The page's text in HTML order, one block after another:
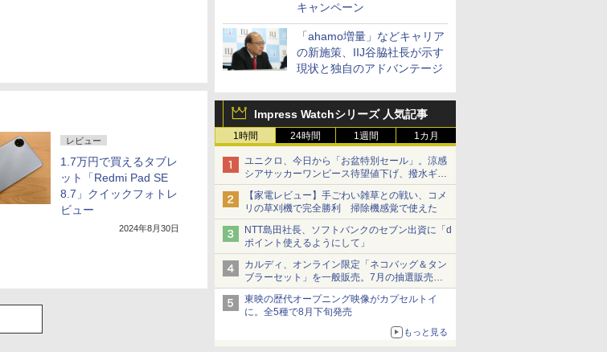
キャンペーン
「ahamo増量」などキャリア
の新施策、IIJ谷脇社長が示す
現状と独自のアドバンテージ
Impress Watchシリーズ 人気記事
1時間 24時間 1週間 1カ月
ユニクロ、今日から「お盆特別セール」。涼感
シアサッカーワンピース待望値下げ、撥水ギア
ショーツは1990円に
【家電レビュー】手ごわい雑草との戦い、コメ
リの草刈機で完全勝利 掃除機感覚で使えた
NTT島田社長、ソフトバンクのセブン出資に「d
ポイント使えるようにして」
カルディ、オンライン限定「ネコバッグ＆タン
ブラーセット」を一般販売。7月の抽選販売の
当選無効分
東映の歴代オープニング映像がカプセルトイ
に。全5種で8月下旬発売
もっと見る
レビュー
1.7万円で買えるタブレ
ット「Redmi Pad SE
8.7」クイックフォトレ
ビュー
2024年8月30日